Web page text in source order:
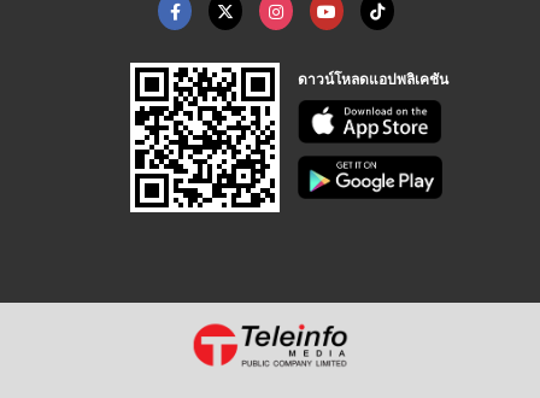
ดาวน์โหลดแอปพลิเคชัน